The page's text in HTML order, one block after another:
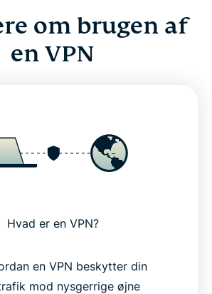
om brugen af
en VPN
Hvad er en VPN?
en VPN beskytter din
mod nysgerrige øjne